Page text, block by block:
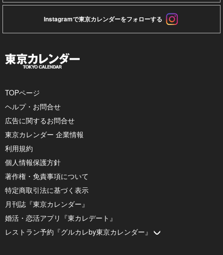
Instagramで東京カレンダーをフォローする
TOPページ
ヘルプ・お問合せ
広告に関するお問合せ
東京カレンダー 企業情報
利用規約
個人情報保護方針
著作権・免責事項について
特定商取引法に基づく表示
月刊誌『東京カレンダー』
婚活・恋活アプリ『東カレデート』
レストラン予約『グルカレby東京カレンダー』